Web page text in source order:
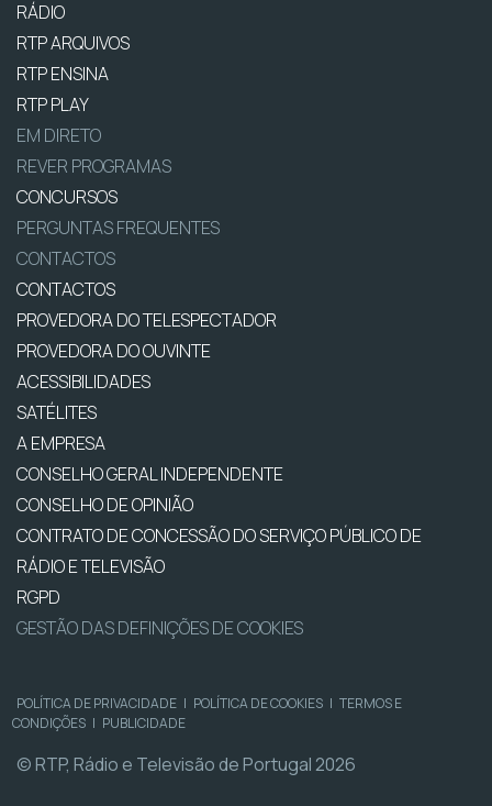
RÁDIO
RTP ARQUIVOS
RTP ENSINA
RTP PLAY
EM DIRETO
REVER PROGRAMAS
CONCURSOS
PERGUNTAS FREQUENTES
CONTACTOS
CONTACTOS
PROVEDORA DO TELESPECTADOR
PROVEDORA DO OUVINTE
ACESSIBILIDADES
SATÉLITES
A EMPRESA
CONSELHO GERAL INDEPENDENTE
CONSELHO DE OPINIÃO
CONTRATO DE CONCESSÃO DO SERVIÇO PÚBLICO DE
RÁDIO E TELEVISÃO
RGPD
GESTÃO DAS DEFINIÇÕES DE COOKIES
POLÍTICA DE PRIVACIDADE | POLÍTICA DE COOKIES | TERMOS E
CONDIÇÕES | PUBLICIDADE
© RTP, Rádio e Televisão de Portugal 2026